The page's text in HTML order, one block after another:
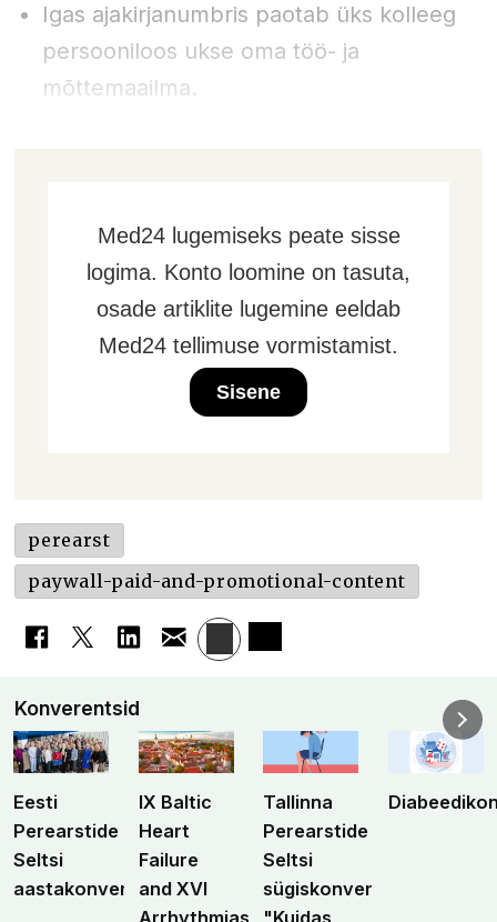
Igas ajakirjanumbris paotab üks kolleeg
persooniloos ukse oma töö- ja
mõttemaailma.
Med24 lugemiseks peate sisse
logima. Konto loomine on tasuta,
osade artiklite lugemine eeldab
Med24 tellimuse vormistamist.
Sisene
perearst
paywall-paid-and-promotional-content
Konverentsid
Eesti
Perearstide
Seltsi
aastakonverents
IX Baltic
Heart
Failure
and XVI
Arrhythmias
Tallinna
Perearstide
Seltsi
sügiskonverents
"Kuidas